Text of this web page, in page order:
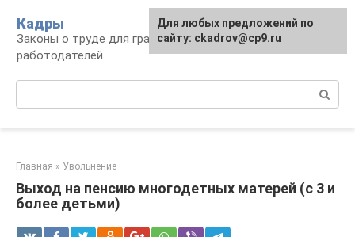
контенту
Кадры
Законы о труде для граждан и
работодателей
Главная » Увольнение
Выход на пенсию многодетных матерей (с 3 и
более детьми)
Для любых предложений по
сайту: ckadrov@cp9.ru